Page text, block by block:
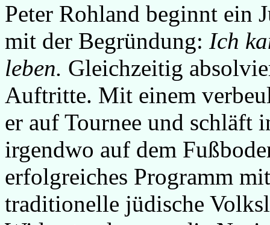
Peter Rohland beginnt ein
mit der Begründung: Ich
leben. Gleichzeitig
Auftritte. Mit einem
er auf Tournee und schläft
irgendwo auf dem
erfolgreiches Programm
traditionelle jüdische